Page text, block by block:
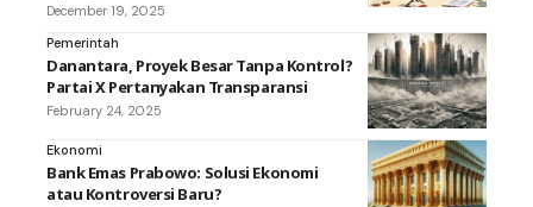
December 19, 2025
Pemerintah
Danantara, Proyek Besar Tanpa Kontrol?
Partai X Pertanyakan Transparansi
February 24, 2025
Ekonomi
Bank Emas Prabowo: Solusi Ekonomi
atau Kontroversi Baru?